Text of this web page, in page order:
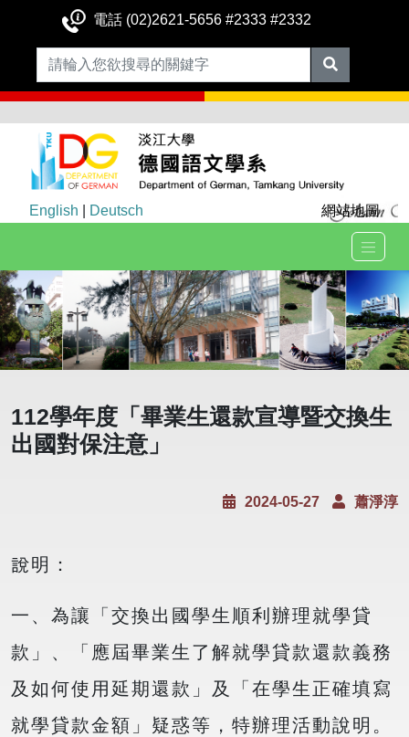
電話 (02)2621-5656 #2333 #2332
English Deutsch 網站地圖
112學年度「畢業生還款宣導暨交換生
出國對保注意」
2024-05-27 蕭淨淳
說明：
一、為讓「交換出國學生順利辦理就學貸
款」、「應屆畢業生了解就學貸款還款義務
及如何使用延期還款」及「在學生正確填寫
就學貸款金額」疑惑等，特辦理活動說明。